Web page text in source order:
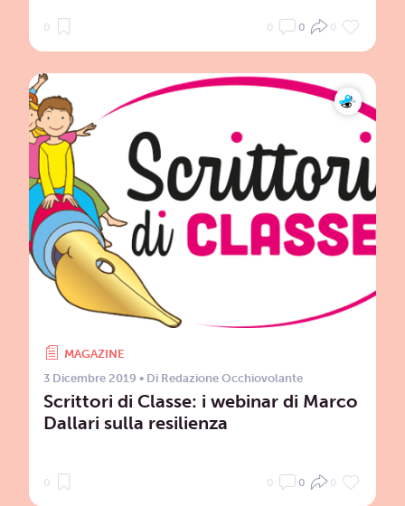
0 0 0 0
MAGAZINE
3 Dicembre 2019 • Di Redazione Occhiovolante
Scrittori di Classe: i webinar di Marco
Dallari sulla resilienza
0 0 0 0